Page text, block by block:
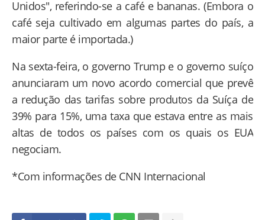
Unidos", referindo-se a café e bananas. (Embora o
café seja cultivado em algumas partes do país, a
maior parte é importada.)
Na sexta-feira, o governo Trump e o governo suíço
anunciaram um novo acordo comercial que prevê
a redução das tarifas sobre produtos da Suíça de
39% para 15%, uma taxa que estava entre as mais
altas de todos os países com os quais os EUA
negociam.
*Com informações de CNN Internacional